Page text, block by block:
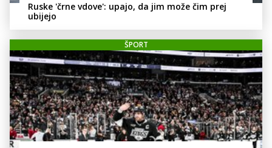
Ruske 'črne vdove': upajo, da jim može čim prej
ubijejo
ŠPORT